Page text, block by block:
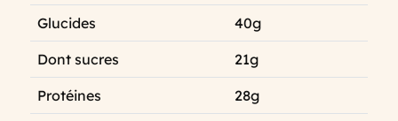
Glucides 40g
Dont sucres 21g
Protéines 28g